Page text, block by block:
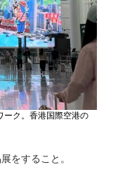
ーク。香港国際空港の
をすること。